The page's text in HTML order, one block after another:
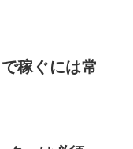
稼ぐには常